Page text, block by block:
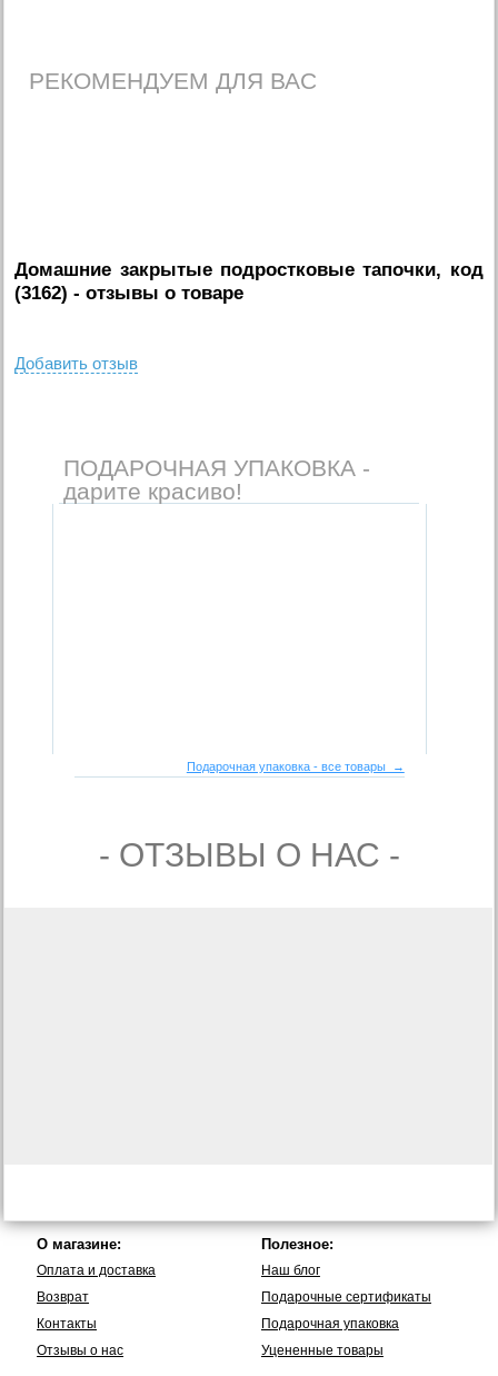
РЕКОМЕНДУЕМ ДЛЯ ВАС
Домашние закрытые подростковые тапочки, код
(3162) - отзывы о товаре
Добавить отзыв
ПОДАРОЧНАЯ УПАКОВКА -
дарите красиво!
Подарочная упаковка - все товары →
- ОТЗЫВЫ О НАС -
О магазине:
Оплата и доставка
Возврат
Контакты
Отзывы о нас
Полезное:
Наш блог
Подарочные сертификаты
Подарочная упаковка
Уцененные товары